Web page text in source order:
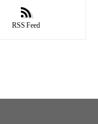
RSS Feed